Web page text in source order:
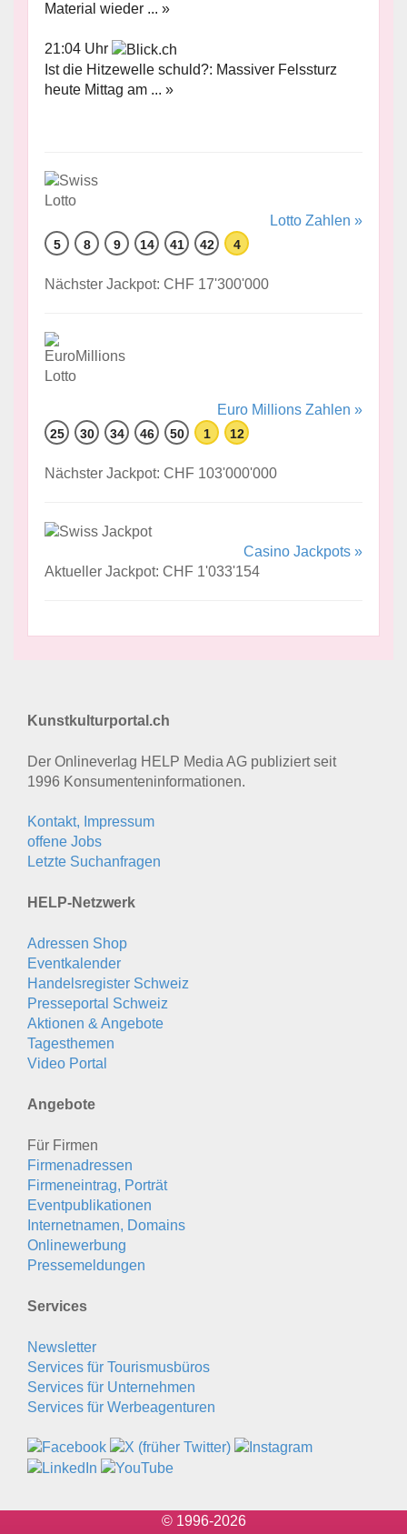
Material wieder ... »
21:04 Uhr
Ist die Hitzewelle schuld?: Massiver Felssturz
heute Mittag am ... »
Lotto Zahlen »
5 8 9 14 41 42 4
Nächster Jackpot: CHF 17'300'000
Euro Millions Zahlen »
25 30 34 46 50 1 12
Nächster Jackpot: CHF 103'000'000
Casino Jackpots »
Aktueller Jackpot: CHF 1'033'154
Kunstkulturportal.ch
Der Onlineverlag HELP Media AG publiziert seit
1996 Konsumenten­informationen.
Kontakt, Impressum
offene Jobs
Letzte Suchanfragen
HELP-Netzwerk
Adressen Shop
Eventkalender
Handelsregister Schweiz
Presseportal Schweiz
Aktionen & Angebote
Tagesthemen
Video Portal
Angebote
Für Firmen
Firmenadressen
Firmeneintrag, Porträt
Eventpublikationen
Internetnamen, Domains
Onlinewerbung
Pressemeldungen
Services
Newsletter
Services für Tourismusbüros
Services für Unternehmen
Services für Werbeagenturen
© 1996-2026